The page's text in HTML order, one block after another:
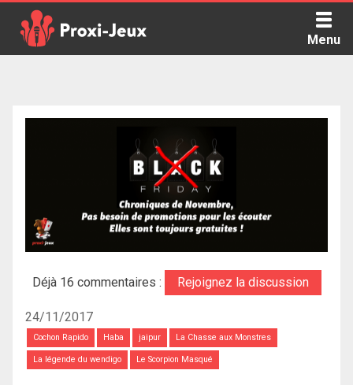
content
Menu
Déjà 16 commentaires : Rejoignez la discussion
24/11/2017
Cochon Rapido Haba jaipur La Chasse aux Monstres
La légende du wendigo Le Scorpion Masqué